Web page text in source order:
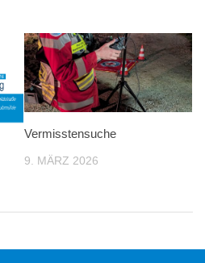
Vermisstensuche
9. MÄRZ 2026